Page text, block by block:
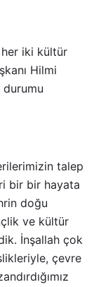
her iki kültür
Hilmi
durumu
talep
bir bir hayata
doğu
ve kültür
İnşallah çok
çevre